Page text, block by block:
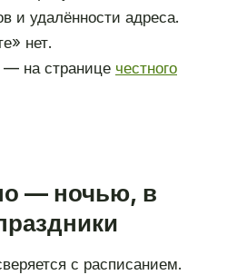
и удалённости адреса.
нет.
— на странице честного
— ночью, в
с расписанием.